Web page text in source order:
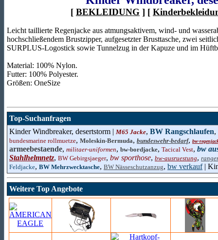
[ BEKLEIDUNG ] [
Leicht taillierte Regenjacke aus atmungsaktivem, wind- und
hochschließendem Brustzipper, aufgesetzter Brusttasche, zwei
SURPLUS-Logostick sowie Tunnelzug in der Kapuze und im
Material: 100% Nylon.
Futter: 100% Polyester.
Größen: OneSize
Top-Suchanfragen
Kinder Windbreaker, desertstorm | M65 Jacke, BW Rangschlaufen,
bundesmarine rollmuetze, Moleskin-Bermuda, bundeswehr-bedarf, bw-
armeebestaende, militaer-uniformen, bw-bordjacke, Tacical Vest, bw
Stahlhelmnetz, BW Gebirgsjaeger, bw sporthose, bw-ausruestung,
Feldjacke, BW Mehrzwecktasche, BW Nässeschutzanzug, bw verkauf|
Weitere Top Angebote